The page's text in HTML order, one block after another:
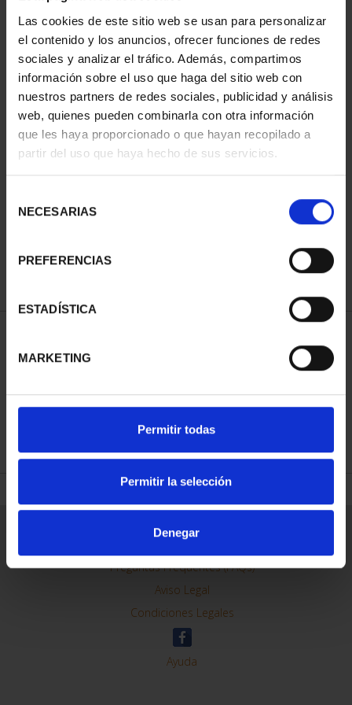
Las cookies de este sitio web se usan para personalizar
el contenido y los anuncios, ofrecer funciones de redes
sociales y analizar el tráfico. Además, compartimos
información sobre el uso que haga del sitio web con
nuestros partners de redes sociales, publicidad y análisis
web, quienes pueden combinarla con otra información
que les haya proporcionado o que hayan recopilado a
partir del uso que haya hecho de sus servicios.
NECESARIAS
PREFERENCIAS
ESTADÍSTICA
MARKETING
Permitir todas
Permitir la selección
Denegar
CAPITALES DE
PROVINCIA COLECCION
3.796,00 €
REFINAR
Información General
Contacto
Preguntas Frequentes (FAQs)
Aviso Legal
Condiciones Legales
Ayuda